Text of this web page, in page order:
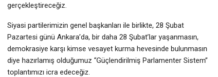
gerçekleştireceğiz.
Siyasi partilerimizin genel başkanları ile birlikte, 28 Şubat
Pazartesi günü Ankara’da, bir daha 28 Şubat’lar yaşanmasın,
demokrasiye karşı kimse vesayet kurma hevesinde bulunmasın
diye hazırlamış olduğumuz “Güçlendirilmiş Parlamenter Sistem”
toplantımızı icra edeceğiz.